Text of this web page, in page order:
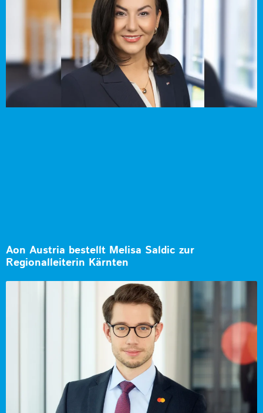
Aon Austria bestellt Melisa Saldic zur
Regionalleiterin Kärnten